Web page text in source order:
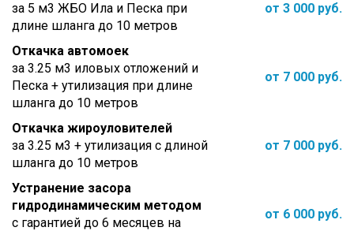
за 5 м3 ЖБО Ила и Песка при
длине шланга до 10 метров
от 3 000 руб.
Откачка автомоек
за 3.25 м3 иловых отложений и
Песка + утилизация при длине
шланга до 10 метров
от 7 000 руб.
Откачка жироуловителей
за 3.25 м3 + утилизация с длиной
шланга до 10 метров
от 7 000 руб.
Устранение засора
гидродинамическим методом
с гарантией до 6 месяцев на
от 6 000 руб.